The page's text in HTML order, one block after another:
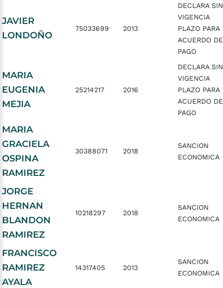
JAVIER
LONDOÑO
75033699 2013
DECLARA SIN
VIGENCIA
PLAZO PARA
ACUERDO DE
PAGO
MARIA
EUGENIA
MEJIA
25214217 2016
DECLARA SIN
VIGENCIA
PLAZO PARA
ACUERDO DE
PAGO
MARIA
GRACIELA
OSPINA
RAMIREZ
30388071 2018
SANCION
ECONOMICA
JORGE
HERNAN
BLANDON
RAMIREZ
10218297 2018
SANCION
ECONOMICA
FRANCISCO
RAMIREZ
AYALA
14317405 2013
SANCION
ECONOMICA